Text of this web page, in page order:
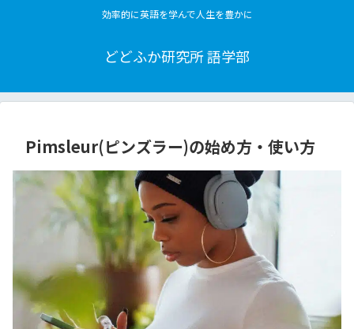
効率的に英語を学んで人生を豊かに
どどふか研究所 語学部
Pimsleur(ピンズラー)の始め方・使い方